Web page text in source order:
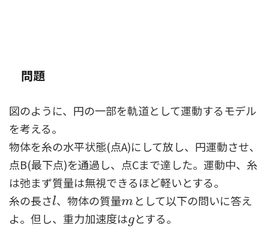
問題
図のように、円の一部を軌道として運動するモデル
を考える。
物体を糸の水平状態(点A)にして放し、円運動させ、
点B(最下点)を通過し、点Cまで達した。運動中、糸
は弛まず質量は無視できるほど軽いとする。
糸の長さl
l、物体の質量m
m として以下の問いに答え
よ。但し、重力加速度はg
gとする。